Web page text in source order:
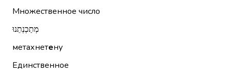
Множественное число
מְתַכְנְתֵנוּ
метахнетену
Единственное